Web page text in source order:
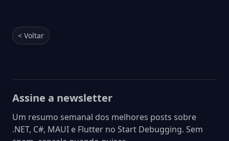
< Voltar
Assine a newsletter
Um resumo semanal dos melhores posts sobre
.NET, C#, MAUI e Flutter no Start Debugging. Sem